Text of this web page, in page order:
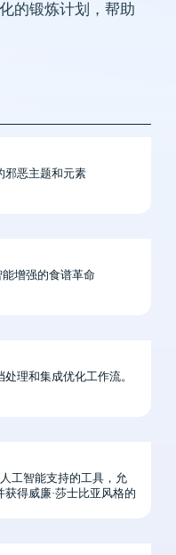
的锻炼计划，帮助
邪恶主题和元素
增强的食谱革命
理和集成优化工作流。
工智能支持的工具，允
得威廉·莎士比亚风格的